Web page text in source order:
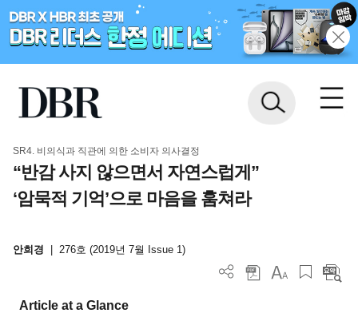
SR4. 비의식과 직관에 의한 소비자 의사결정
“반감 사지 않으면서 자연스럽게”
‘암묵적 기억’으로 마음을 훔쳐라
안희경 276호 (2019년 7월 Issue 1)
Article at a Glance